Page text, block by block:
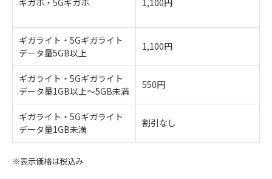
ギガホ・5Gギガホ 1,100円
ギガライト・5Gギガライト
データ量5GB以上
1,100円
ギガライト・5Gギガライト
データ量1GB以上～5GB未満
550円
ギガライト・5Gギガライト
データ量1GB未満
割引なし
※表示価格は税込み